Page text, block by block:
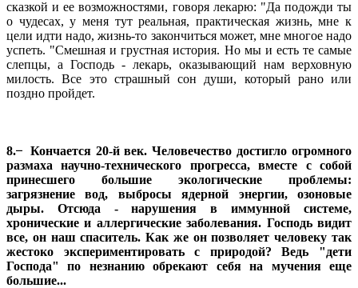
сказкой и ее возможностями, говоря лекарю: "Да подожди ты
о чудесах, у меня тут реальная, практическая жизнь, мне к
цели идти надо, жизнь-то закончиться может, мне многое надо
успеть. "Смешная и грустная история. Но мы и есть те самые
слепцы, а Господь - лекарь, оказывающий нам верховную
милость. Все это страшный сон души, который рано или
поздно пройдет.
8. ̶ Кончается 20-й век. Человечество достигло огромного
размаха научно-технического прогресса, вместе с собой
принесшего большие экологические проблемы:
загрязнение вод, выбросы ядерной энергии, озоновые
дыры. Отсюда - нарушения в иммунной системе,
хронические и аллергические заболевания. Господь видит
все, он наш спаситель. Как же он позволяет человеку так
жестоко экспериментировать с природой? Ведь "дети
Господа" по незнанию обрекают себя на мучения еще
большие...